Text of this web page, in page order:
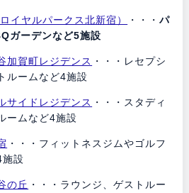
イヤルパークス北新宿） ・・・パ
ガーデンなど5施設
加賀町レジデンス ・・・レセプシ
ルームなど4施設
サイドレジデンス ・・・スタディ
ームなど4施設
・・・フィットネスジムやゴルフ
設
の丘 ・・・ラウンジ、ゲストルー